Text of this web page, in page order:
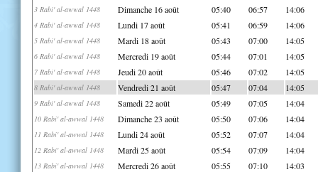
3 Rabi' al-awwal 1448 Dimanche 16 août 05:40 06:57 14:06
4 Rabi' al-awwal 1448 Lundi 17 août 05:41 06:59 14:06
5 Rabi' al-awwal 1448 Mardi 18 août 05:43 07:00 14:05
6 Rabi' al-awwal 1448 Mercredi 19 août 05:44 07:01 14:05
7 Rabi' al-awwal 1448 Jeudi 20 août 05:46 07:02 14:05
8 Rabi' al-awwal 1448 Vendredi 21 août 05:47 07:04 14:05
9 Rabi' al-awwal 1448 Samedi 22 août 05:49 07:05 14:04
10 Rabi' al-awwal 1448 Dimanche 23 août 05:50 07:06 14:04
11 Rabi' al-awwal 1448 Lundi 24 août 05:52 07:07 14:04
12 Rabi' al-awwal 1448 Mardi 25 août 05:54 07:09 14:04
13 Rabi' al-awwal 1448 Mercredi 26 août 05:55 07:10 14:03